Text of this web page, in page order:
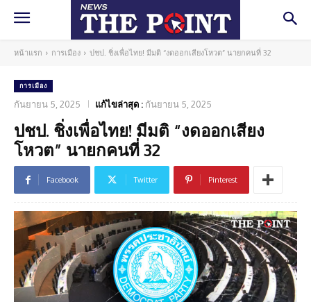
หน้าแรก การเมือง ปชป. ชิ่งเพื่อไทย! มีมติ “งดออกเสียงโหวต” นายกคนที่ 32
การเมือง
กันยายน 5, 2025 แก้ไขล่าสุด : กันยายน 5, 2025
ปชป. ชิ่งเพื่อไทย! มีมติ “งดออกเสียง
โหวต” นายกคนที่ 32
Facebook Twitter Pinterest